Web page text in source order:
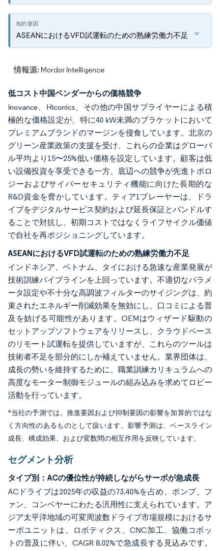
ASEANにおけるVFD試運転のための熟練労働力不足
情報源: Mordor Intelligence
低コスト中国ベンダーからの価格競争
Inovance、Hiconics、その他の中国サプライヤーによる積
極的な価格設定が、特に40 kW未満のブラケットにおいて
プレミアムブランドのマージンを侵食しています。北京の
グリーン産業政策の支援を受け、これらの企業はグローバ
ル平均より15〜25%低い価格を設定しています。顧客は低
い設備投資を享受できる一方、底辺への競争が先進トポロ
ジーおよびサイバーセキュリティ機能に向けた長期的な
R&D資金を脅かしています。ティア1プレーヤーは、ドラ
イブをデジタルサービス契約および延長保証とバンドルす
ることで対抗し、初期コストではなくライフサイクル価値
で自社を再ポジショニングしています。
ASEANにおけるVFD試運転のための熟練労働力不足
インドネシア、ベトナム、タイにおける急速な産業発展が
技術訓練パイプラインを上回っています。不適切なパラメ
ータ設定や不十分な高調波フィルターのサイジングは、約
束されたエネルギー削減効果を無効にし、口コミによる普
及を妨げる可能性があります。OEMはウィザード駆動の
セットアップソフトウェアをリリースし、クラウドベース
のリモート試運転を提供していますが、これらのツールは
技術者不足を部分的にしか補えていません。業界団体は、
成長の勢いを維持するために、職業訓練カリキュラムへの
高度なモーター制御モジュールの組み込みを求めてロビー
活動を行っています。
*当社の予測では、推進要因および抑制要因の影響を加算的ではな
く方向性のあるものとして扱います。影響予測は、ベースライン
成長、構成効果、および変数間の相互作用を反映しています。
セグメント分析
タイプ別：ACの優位性が持続しながらサーボが急成長
ACドライブは2025年の収益の73.40%を占め、ポンプ、フ
ァン、コンベヤーにわたる汎用性に支えられています。ア
ジア太平洋地域の可変周波数ドライブ市場規模におけるサ
ーボユニットは、ロボティクス、CNC加工、協働コボッ
トの普及に伴い、CAGR 8.02%で急成長する見込みです。